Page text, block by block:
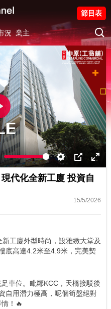
況 業主
節目表
Settings
PIP
代化全新工廈 投資自
15/5/2026
工廈外型時尚，設雅緻大堂及
底高達4.2米至4.9米，完美契
車位。毗鄰KCC，天橋接駁後
自用潛力極高，呢個筍盤絕對
！🔥